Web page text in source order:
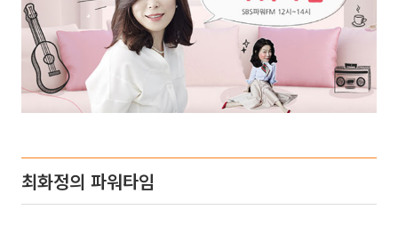
최화정의 파워타임